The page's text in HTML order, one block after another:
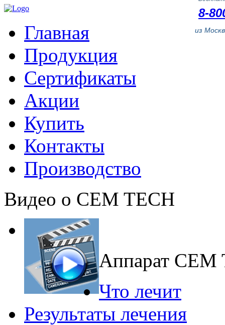
8-
из
Главная
Продукция
Сертификаты
Акции
Купить
Контакты
Производство
Видео о CEM TECH
Аппарат CEM
Что лечит
Результаты лечения